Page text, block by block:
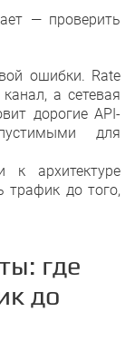
— проверить
ошибки. Rate
а сетевая
дорогие API-
для
к архитектуре
трафик до того,
где
до